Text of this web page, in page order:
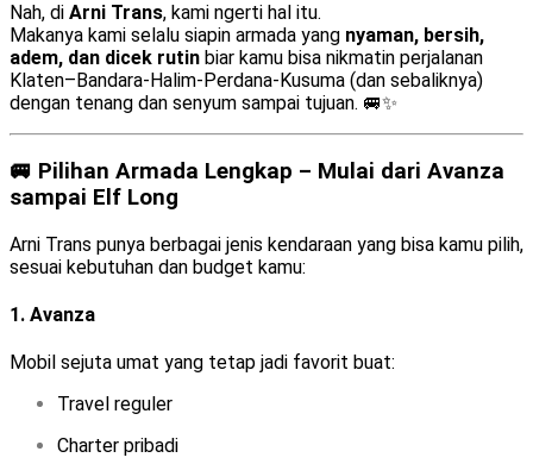
Nah, di Arni Trans, kami ngerti hal itu.
Makanya kami selalu siapin armada yang nyaman, bersih,
adem, dan dicek rutin biar kamu bisa nikmatin perjalanan
Klaten–Bandara-Halim-Perdana-Kusuma (dan sebaliknya)
dengan tenang dan senyum sampai tujuan. 🚐✨
🚐 Pilihan Armada Lengkap – Mulai dari Avanza
sampai Elf Long
Arni Trans punya berbagai jenis kendaraan yang bisa kamu pilih,
sesuai kebutuhan dan budget kamu:
1. Avanza
Mobil sejuta umat yang tetap jadi favorit buat:
Travel reguler
Charter pribadi